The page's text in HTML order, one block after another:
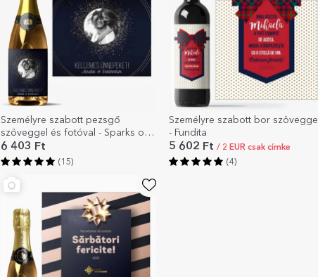
Személyre szabott pezsgő
szöveggel és fotóval - Sparks of
Joy
6 403 Ft
(15)
Személyre szabott bor szöveggel
- Fundita
5 602 Ft / 2 EUR csak címke
(4)